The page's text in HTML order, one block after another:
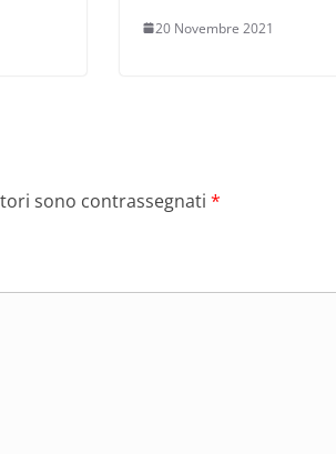
20 Novembre 2021
sono contrassegnati *